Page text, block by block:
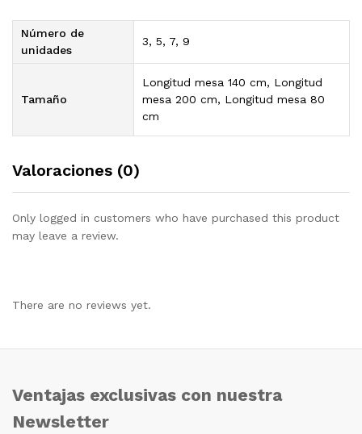
Número de
unidades
3, 5, 7, 9
Tamaño
Longitud mesa 140 cm, Longitud
mesa 200 cm, Longitud mesa 80
cm
Valoraciones (0)
Only logged in customers who have purchased this product
may leave a review.
There are no reviews yet.
Ventajas exclusivas con nuestra
Newsletter